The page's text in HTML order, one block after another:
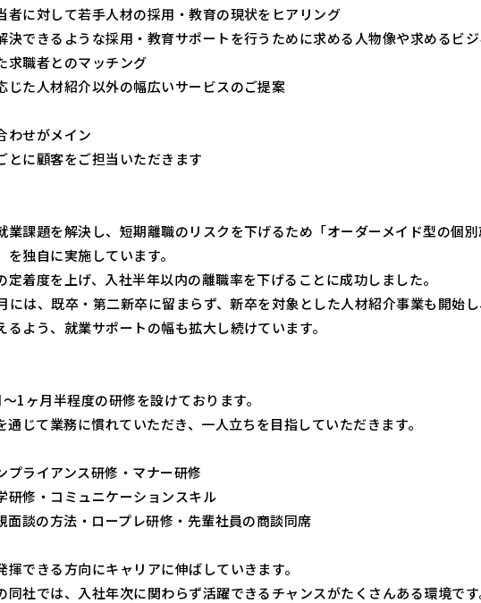
に対して若手人材の採用・教育の現状をヒアリング
できるような採用・教育サポートを行うために求める人物像や求めるビ
求職者とのマッチング
た人材紹介以外の幅広いサービスのご提案
わせがメイン
とに顧客をご担当いただきます
業課題を解決し、短期離職のリスクを下げるため「オーダーメイド型の個
独自に実施しています。
定着度を上げ、入社半年以内の離職率を下げることに成功しました。
には、既卒・第二新卒に留まらず、新卒を対象とした人材紹介事業も開始
るよう、就業サポートの幅も拡大し続けています。
1ヶ月半程度の研修を設けております。
じて業務に慣れていただき、一人立ちを目指していただきます。
ライアンス研修・マナー研修
修・コミュニケーションスキル
談の方法・ロープレ研修・先輩社員の商談同席
揮できる方向にキャリアに伸ばしていきます。
同社では、入社年次に関わらず活躍できるチャンスがたくさんある環境です